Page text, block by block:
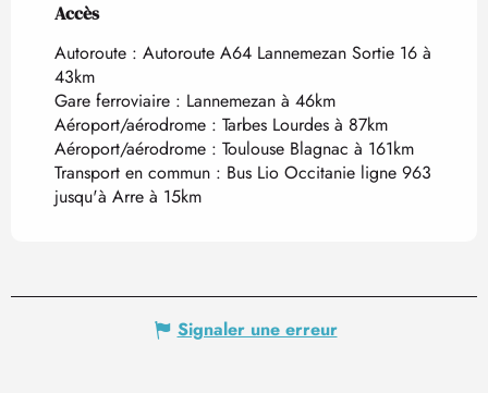
Accès
Accès
Autoroute : Autoroute A64 Lannemezan Sortie 16 à
43km
Gare ferroviaire : Lannemezan à 46km
Aéroport/aérodrome : Tarbes Lourdes à 87km
Aéroport/aérodrome : Toulouse Blagnac à 161km
Transport en commun : Bus Lio Occitanie ligne 963
jusqu'à Arre à 15km
Signaler une erreur